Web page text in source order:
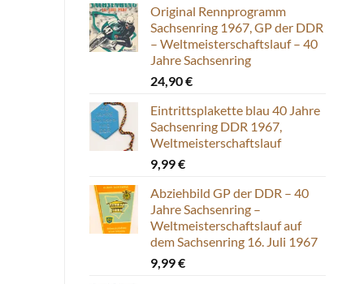
Original Rennprogramm
Sachsenring 1967, GP der DDR
– Weltmeisterschaftslauf – 40
Jahre Sachsenring
24,90€
Eintrittsplakette blau 40 Jahre
Sachsenring DDR 1967,
Weltmeisterschaftslauf
9,99€
Abziehbild GP der DDR – 40
Jahre Sachsenring –
Weltmeisterschaftslauf auf
dem Sachsenring 16. Juli 1967
9,99€